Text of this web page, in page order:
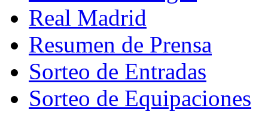
Real Madrid
Resumen de Prensa
Sorteo de Entradas
Sorteo de Equipaciones